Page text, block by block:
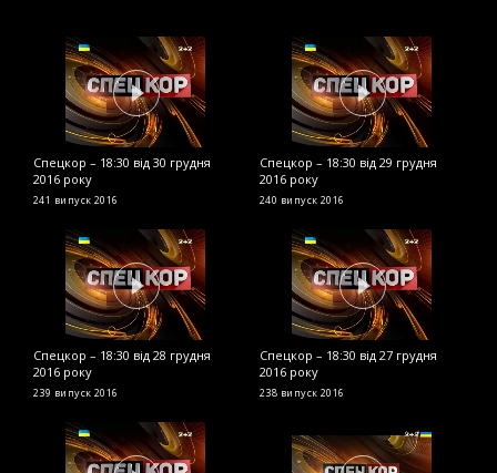
Спецкор – 18:30 від 30 грудня
2016 року
241 випуск 2016
Спецкор – 18:30 від 29 грудня
2016 року
240 випуск 2016
Спецкор – 18:30 від 28 грудня
2016 року
239 випуск 2016
Спецкор – 18:30 від 27 грудня
2016 року
238 випуск 2016